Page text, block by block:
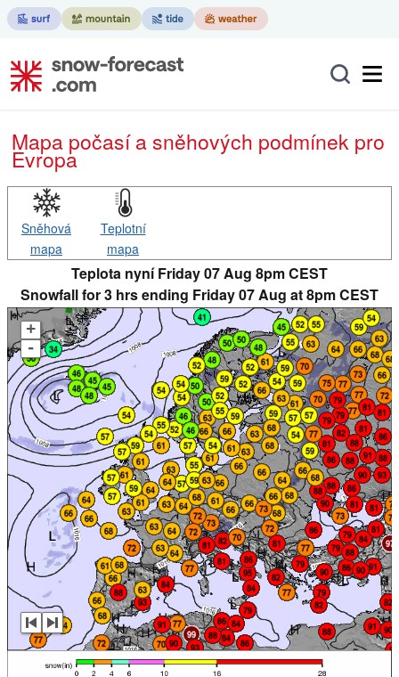
Mapa počasí a sněhových podmínek pro
Evropa
Sněhová
mapa
Teplotní
mapa
Teplota nyní Friday 07 Aug 8pm CEST
Snowfall for 3 hrs ending Friday 07 Aug at 8pm CEST
+
-